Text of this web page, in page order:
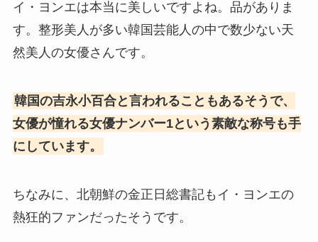
イ・ヨンエは本当に美しいですよね。品がありま
す。整形美人が多い韓国芸能人の中で数少ない天
然美人の女優さんです。
韓国の吉永小百合と言われることもあるそうで、
女優が憧れる女優ナンバー1という素敵な称号も手
にしています。
ちなみに、北朝鮮の金正日総書記もイ・ヨンエの
熱狂的ファンだったそうです。